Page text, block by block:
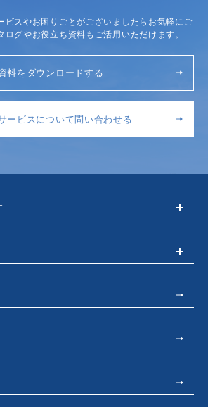
ビスやお困りごとがございましたらお気軽にご
グやお役立ち資料もご活用いただけます。
料をダウンロードする
ービスについて問い合わせる